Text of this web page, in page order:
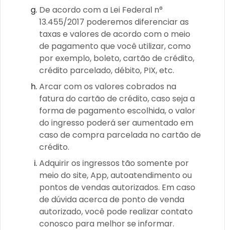
De acordo com a Lei Federal n°
13.455/2017 poderemos diferenciar as
taxas e valores de acordo com o meio
de pagamento que você utilizar, como
por exemplo, boleto, cartão de crédito,
crédito parcelado, débito, PIX, etc.
Arcar com os valores cobrados na
fatura do cartão de crédito, caso seja a
forma de pagamento escolhida, o valor
do ingresso poderá ser aumentado em
caso de compra parcelada no cartão de
crédito.
Adquirir os ingressos tão somente por
meio do site, App, autoatendimento ou
pontos de vendas autorizados. Em caso
de dúvida acerca de ponto de venda
autorizado, você pode realizar contato
conosco para melhor se informar.